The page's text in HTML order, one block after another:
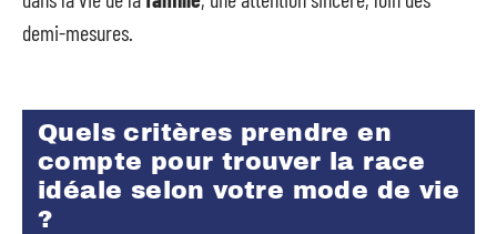
demi-mesures.
Quels critères prendre en
compte pour trouver la race
idéale selon votre mode de vie
?